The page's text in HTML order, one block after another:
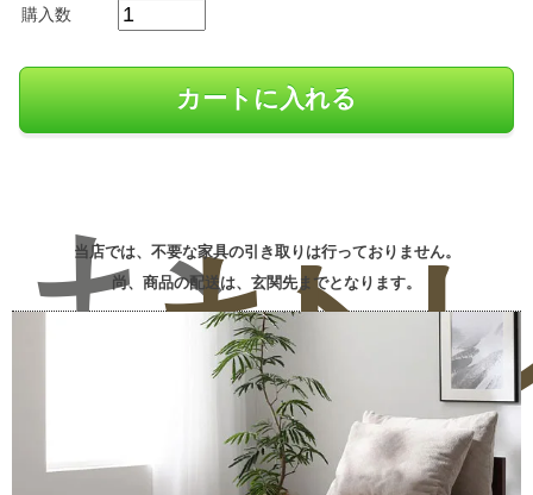
購入数
おおレ
当店では、不要な家具の引き取りは行っておりません。
尚、商品の配送は、玄関先までとなります。